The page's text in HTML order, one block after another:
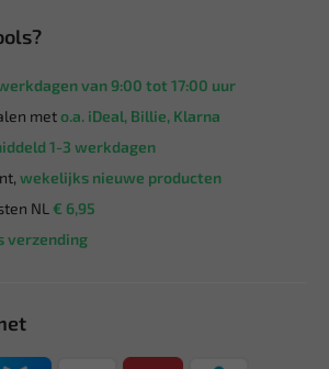
van 9:00 tot 17:00 uur
meto.a. iDeal, Billie, Klarna
1-3 werkdagen
wekelijks nieuwe producten
NL € 6,95
verzending